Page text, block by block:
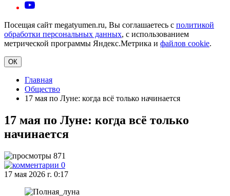
Посещая сайт megatyumen.ru, Вы соглашаетесь с политикой
обработки персональных данных, с использованием
метрической программы Яндекс.Метрика и файлов cookie.
ОК
Главная
Общество
17 мая по Луне: когда всё только начинается
17 мая по Луне: когда всё только
начинается
871
0
17 мая 2026 г. 0:17